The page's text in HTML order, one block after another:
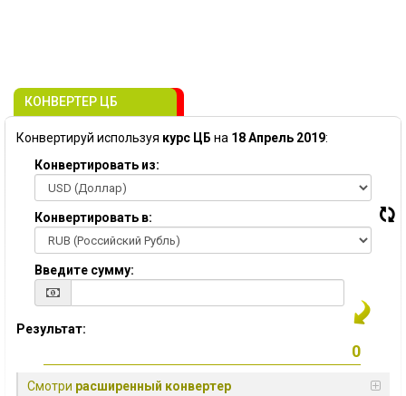
КОНВЕРТЕР ЦБ
Конвертируй используя курс ЦБ на 18 Апрель 2019:
Конвертировать из:
Конвертировать в:
Введите сумму:
Результат:
Смотри расширенный конвертер